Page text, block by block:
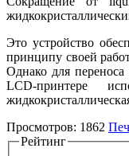
Это устройство
принципу своей
Однако для
LCD-принтере
Просмотров: 1862
Рейтинг